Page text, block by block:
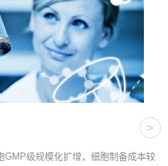
>
GMP级规模化扩增，细胞制备成本较